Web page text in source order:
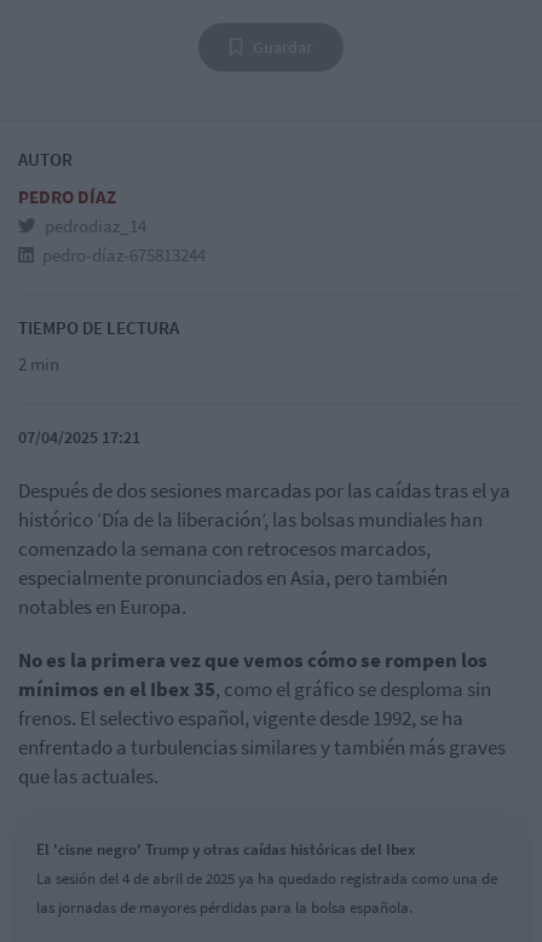
AUTOR
PEDRO DÍAZ
pedrodiaz_14
pedro-díaz-675813244
TIEMPO DE LECTURA
2 min
07/04/2025 17:21
Después de dos sesiones marcadas por las caídas tras el ya
histórico ‘Día de la liberación’, las bolsas mundiales han
comenzado la semana con retrocesos marcados,
especialmente pronunciados en Asia, pero también
notables en Europa.
No es la primera vez que vemos cómo se rompen los
mínimos en el Ibex 35, como el gráfico se desploma sin
frenos. El selectivo español, vigente desde 1992, se ha
enfrentado a turbulencias similares y también más graves
que las actuales.
El 'cisne negro' Trump y otras caídas históricas del Ibex
La sesión del 4 de abril de 2025 ya ha quedado registrada como una de
las jornadas de mayores pérdidas para la bolsa española.